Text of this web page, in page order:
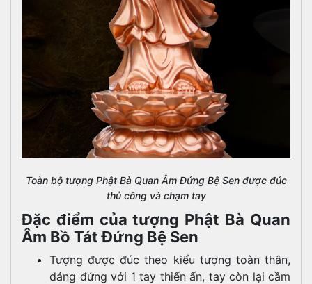
Toàn bộ tượng Phật Bà Quan Âm Đứng Bệ Sen được đúc
thủ công và chạm tay
Đặc điểm của tượng Phật Bà Quan
Âm Bồ Tát Đứng Bệ Sen
Tượng được đúc theo kiểu tượng toàn thân,
dáng đứng với 1 tay thiến ấn, tay còn lại cầm